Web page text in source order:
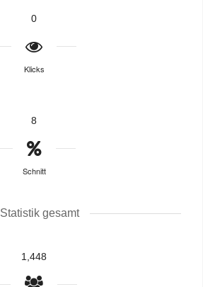
0
Klicks
8
Schnitt
Statistik gesamt
1,448